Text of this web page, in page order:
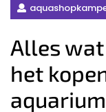
Alles
het